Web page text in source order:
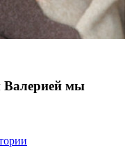
Валерией мы